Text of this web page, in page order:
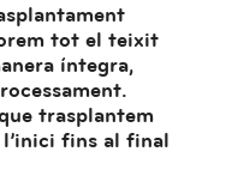
tot el teixit
íntegra,
trasplantem
fins al final